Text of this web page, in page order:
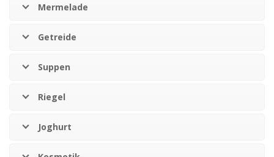
Mermelade
Getreide
Suppen
Riegel
Joghurt